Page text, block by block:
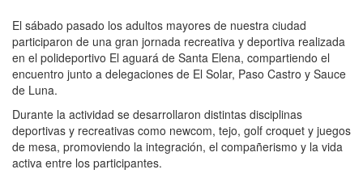
El sábado pasado los adultos mayores de nuestra ciudad
participaron de una gran jornada recreativa y deportiva realizada
en el polideportivo El aguará de Santa Elena, compartiendo el
encuentro junto a delegaciones de El Solar, Paso Castro y Sauce
de Luna.
Durante la actividad se desarrollaron distintas disciplinas
deportivas y recreativas como newcom, tejo, golf croquet y juegos
de mesa, promoviendo la integración, el compañerismo y la vida
activa entre los participantes.